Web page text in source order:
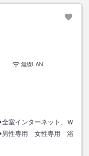
無線LAN
室インターネット、Ｗ
男性専用 女性専用 浴